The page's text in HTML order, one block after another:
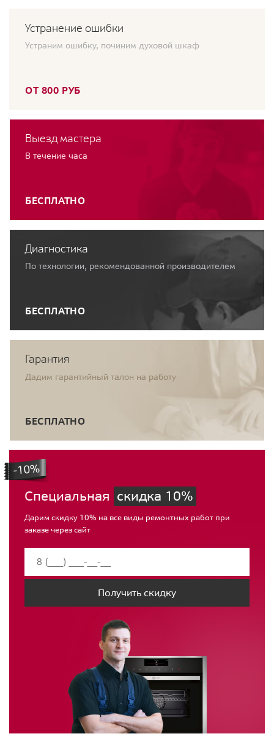
Устранение ошибки
Устраним ошибку, починим духовой шкаф
ОТ 800 РУБ
Выезд мастера
В течение часа
БЕСПЛАТНО
Диагностика
По технологии, рекомендованной производителем
БЕСПЛАТНО
Гарантия
Дадим гарантийный талон на работу
БЕСПЛАТНО
Специальная скидка 10%
Дарим скидку 10% на все виды ремонтных работ при
заказе через сайт
Получить скидку